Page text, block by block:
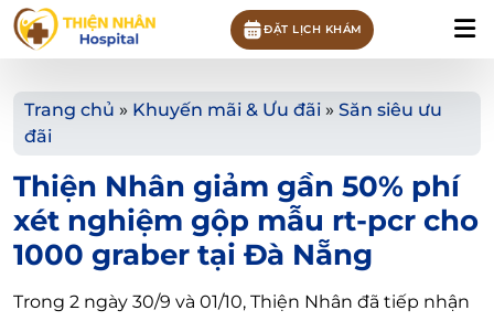
ĐẶT LỊCH KHÁM
Trang chủ » Khuyến mãi & Ưu đãi » Săn siêu ưu
đãi
Thiện Nhân giảm gần 50% phí
xét nghiệm gộp mẫu rt-pcr cho
1000 graber tại Đà Nẵng
Trong 2 ngày 30/9 và 01/10, Thiện Nhân đã tiếp nhận